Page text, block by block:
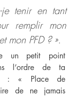
tenir en tant
remplir mon
mon PFD ? ».
un petit point
l’ordre de ta
le : « Place de
de ne jamais